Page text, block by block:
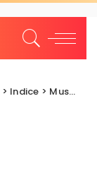
> Indice > Musei Archeologici